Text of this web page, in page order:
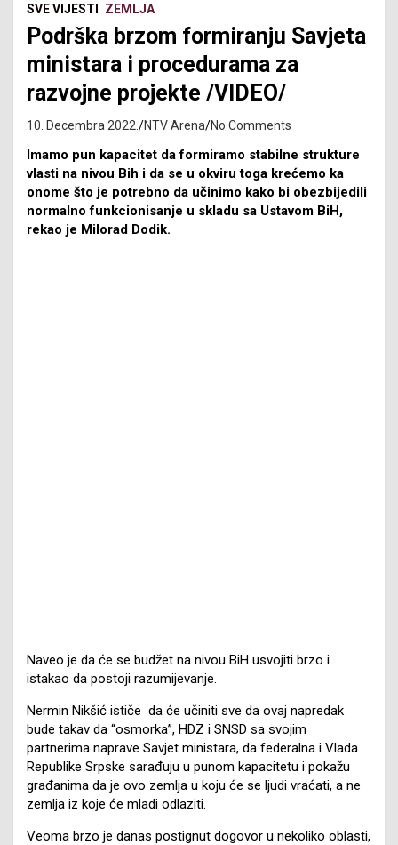
SVE VIJESTI ZEMLJA
Podrška brzom formiranju Savjeta
ministara i procedurama za
razvojne projekte /VIDEO/
10. Decembra 2022. NTV Arena No Comments
Imamo pun kapacitet da formiramo stabilne strukture
vlasti na nivou Bih i da se u okviru toga krećemo ka
onome što je potrebno da učinimo kako bi obezbijedili
normalno funkcionisanje u skladu sa Ustavom BiH,
rekao je Milorad Dodik.
Naveo je da će se budžet na nivou BiH usvojiti brzo i
istakao da postoji razumijevanje.
Nermin Nikšić ističe da će učiniti sve da ovaj napredak
bude takav da “osmorka”, HDZ i SNSD sa svojim
partnerima naprave Savjet ministara, da federalna i Vlada
Republike Srpske sarađuju u punom kapacitetu i pokažu
građanima da je ovo zemlja u koju će se ljudi vraćati, a ne
zemlja iz koje će mladi odlaziti.
Veoma brzo je danas postignut dogovor u nekoliko oblasti,